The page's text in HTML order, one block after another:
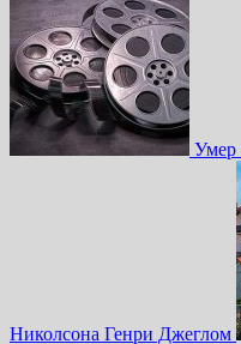
Умер
Николсона Генри Джеглом